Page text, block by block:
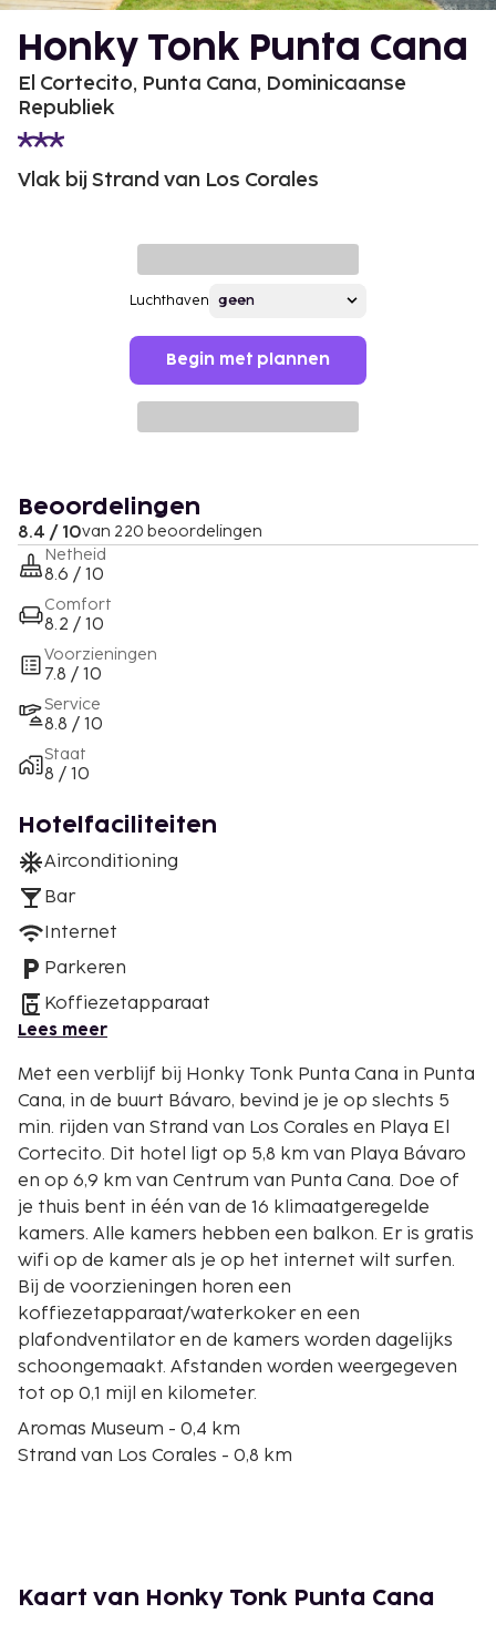
Honky Tonk Punta Cana
El Cortecito, Punta Cana, Dominicaanse
Republiek
Vlak bij Strand van Los Corales
Luchthaven
Begin met plannen
Beoordelingen
8.4 / 10van 220 beoordelingen
Netheid
8.6 / 10
Comfort
8.2 / 10
Voorzieningen
7.8 / 10
Service
8.8 / 10
Staat
8 / 10
Hotelfaciliteiten
Airconditioning
Bar
Internet
Parkeren
Koffiezetapparaat
Lees meer
Met een verblijf bij Honky Tonk Punta Cana in Punta
Cana, in de buurt Bávaro, bevind je je op slechts 5
min. rijden van Strand van Los Corales en Playa El
Cortecito. Dit hotel ligt op 5,8 km van Playa Bávaro
en op 6,9 km van Centrum van Punta Cana. Doe of
je thuis bent in één van de 16 klimaatgeregelde
kamers. Alle kamers hebben een balkon. Er is gratis
wifi op de kamer als je op het internet wilt surfen.
Bij de voorzieningen horen een
koffiezetapparaat/waterkoker en een
plafondventilator en de kamers worden dagelijks
schoongemaakt. Afstanden worden weergegeven
tot op 0,1 mijl en kilometer.
Aromas Museum - 0,4 km
Strand van Los Corales - 0,8 km
Casino Avalon Princess - 3,7 km
Barceló Bávaro Convention Center - 4,8 km
Kaart van Honky Tonk Punta Cana